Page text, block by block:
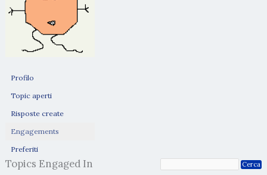
Profilo
Topic aperti
Risposte create
Engagements
Preferiti
Topics Engaged In